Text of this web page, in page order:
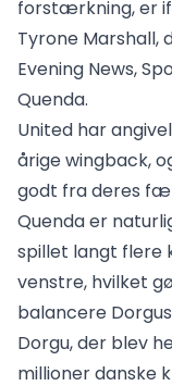
forstærkning, er
Tyrone Marshall,
Evening News,
Quenda.
United har
årige wingback,
godt fra deres
Quenda er
spillet langt flere
venstre, hvilket
balancere
Dorgu, der blev
millioner danske